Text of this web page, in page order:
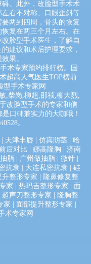
。此外，改脸型手术术
右不对称、口眼歪斜等
两到四周，骨头的恢复
复在两三个月左右。在
脸型手术医生，了解自
建议和术后护理要求，
果。
术专家预约排行榜。国
超高人气医生TOP榜前
型手术专家网
,柴岗,柳超,邵祯,柳大烈,
改脸型手术的专家和信
口碑兼实力的大咖哦！
。
天津丰唇| 仿真阴茎| 哈
后对比 娜高隆胸
济南
脂 广州做抽脂 微针
抗衰 大连私密抗衰
硅
升整形专家
隆鼻修复整
家 热玛吉整形专家
面
超声刀整形专家
隆胸整
家 面部提升整形专家
术专家网